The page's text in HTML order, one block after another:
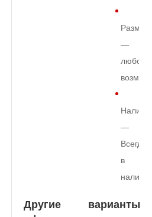
Размер
—
любой
—
Всегда
в
Другие варианты